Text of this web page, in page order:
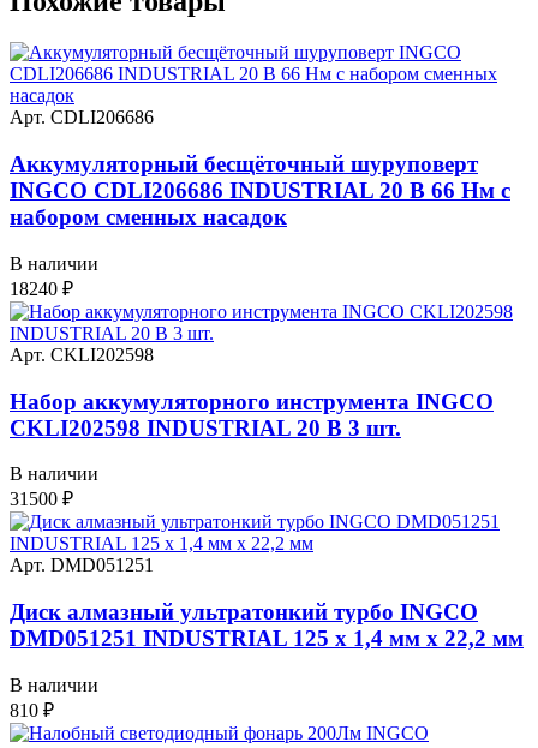
Арт. CDLI206686
Аккумуляторный бесщёточный шуруповерт
INGCO CDLI206686 INDUSTRIAL 20 В 66 Нм с
набором сменных насадок
В наличии
18240 ₽
Арт. CKLI202598
Набор аккумуляторного инструмента INGCO
CKLI202598 INDUSTRIAL 20 В 3 шт.
В наличии
31500 ₽
Арт. DMD051251
Диск алмазный ультратонкий турбо INGCO
DMD051251 INDUSTRIAL 125 х 1,4 мм x 22,2 мм
В наличии
810 ₽